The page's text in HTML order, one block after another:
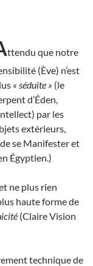
ttendu que notre
(Ève) n’est
« séduite » (le
d’Éden,
par les
extérieurs,
se Manifester et
en Égyptien.)
ne plus rien
haute forme de
(Claire Vision
technique de